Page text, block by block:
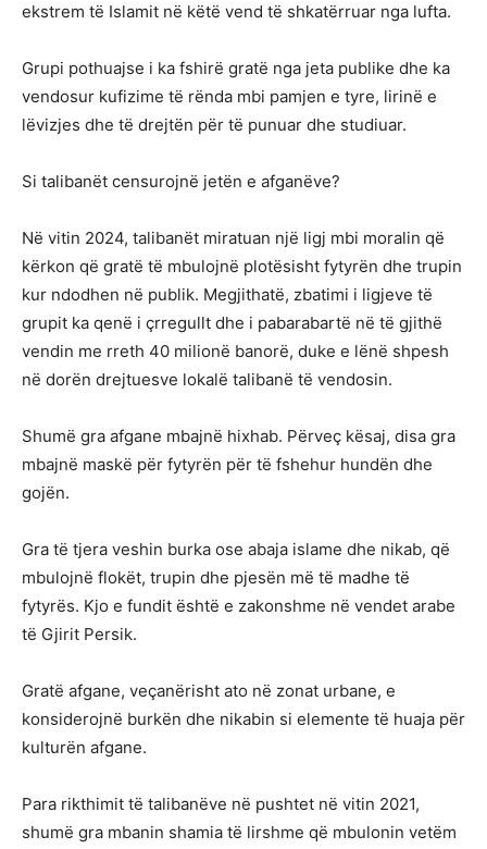
ekstrem të Islamit në këtë vend të shkatërruar nga lufta.
Grupi pothuajse i ka fshirë gratë nga jeta publike dhe ka
vendosur kufizime të rënda mbi pamjen e tyre, lirinë e
lëvizjes dhe të drejtën për të punuar dhe studiuar.
Si talibanët censurojnë jetën e afganëve?
Në vitin 2024, talibanët miratuan një ligj mbi moralin që
kërkon që gratë të mbulojnë plotësisht fytyrën dhe trupin
kur ndodhen në publik. Megjithatë, zbatimi i ligjeve të
grupit ka qenë i çrregullt dhe i pabarabartë në të gjithë
vendin me rreth 40 milionë banorë, duke e lënë shpesh
në dorën drejtuesve lokalë talibanë të vendosin.
Shumë gra afgane mbajnë hixhab. Përveç kësaj, disa gra
mbajnë maskë për fytyrën për të fshehur hundën dhe
gojën.
Gra të tjera veshin burka ose abaja islame dhe nikab, që
mbulojnë flokët, trupin dhe pjesën më të madhe të
fytyrës. Kjo e fundit është e zakonshme në vendet arabe
të Gjirit Persik.
Gratë afgane, veçanërisht ato në zonat urbane, e
konsiderojnë burkën dhe nikabin si elemente të huaja për
kulturën afgane.
Para rikthimit të talibanëve në pushtet në vitin 2021,
shumë gra mbanin shamia të lirshme që mbulonin vetëm